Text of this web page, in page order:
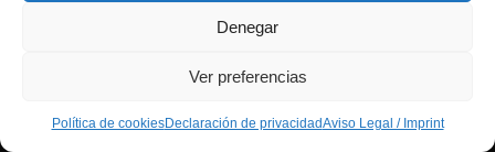
Denegar
Ver preferencias
Política de cookiesDeclaración de privacidadAviso Legal / Imprint
Política de cookies
Descargo de responsabilidad
© Copyright 2021 - MundoGolf.golf